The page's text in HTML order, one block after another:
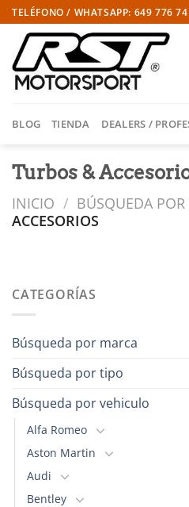
Saltar
al
contenido
TELÉFONO / WHATSAPP: 649 776
BLOG TIENDA DEALERS /
Turbos &
INICIO / BÚSQUEDA
ACCESORIOS
CATEGORÍAS
Búsqueda por marca
Búsqueda por tipo
Búsqueda por vehiculo
Alfa Romeo
Aston Martin
Audi
Bentley